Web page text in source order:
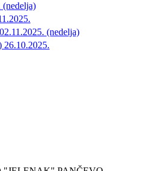
(nedelja)
(nedelja)
26.10.2025.